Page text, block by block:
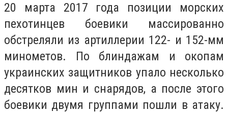
20 марта 2017 года позиции морских
пехотинцев боевики массированно
обстреляли из артиллерии 122- и 152-мм
минометов. По блиндажам и окопам
украинских защитников упало несколько
десятков мин и снарядов, а после этого
боевики двумя группами пошли в атаку.